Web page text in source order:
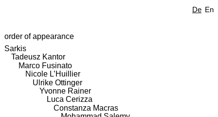
De En
order of appearance
Sarkis
Tadeusz Kantor
Marco Fusinato
Nicole L’Huillier
Ulrike Ottinger
Yvonne Rainer
Luca Cerizza
Constanza Macras